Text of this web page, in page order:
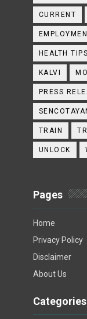
CURRENT
HEALTH TIPS
KALVI
PRESS
TRAIN
UNLOCK
Pages
Home
Privacy Policy
Disclaimer
About Us
Categories